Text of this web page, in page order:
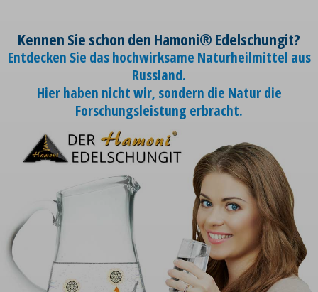
Kennen Sie schon den Hamoni® Edelschungit?
Entdecken Sie das hochwirksame Naturheilmittel aus
Russland.
Hier haben nicht wir, sondern die Natur die
Forschungsleistung erbracht.